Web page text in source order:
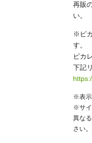
再販
い。
※ピ
す。
ピカ
下記
※表示
※サイ
異な
さい。